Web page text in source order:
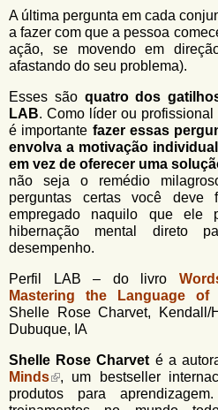
A última pergunta em cada
a fazer com que a pessoa
ação, se movendo em
afastando do seu problema).
Esses são quatro dos
LAB. Como líder ou
é importante fazer essas
envolva a motivação
em vez de oferecer uma
não seja o remédio
perguntas certas você
empregado naquilo que ele
hibernação mental direto
desempenho.
Perfil LAB – do livro
Mastering the Language of
Shelle Rose Charvet, Kendall/
Dubuque, IA
Shelle Rose Charvet é a
Minds
, um bestseller
produtos para